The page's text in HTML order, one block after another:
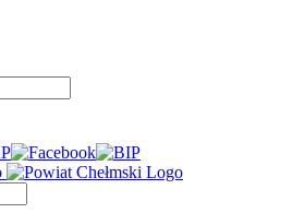
Facebook BIP Instagram